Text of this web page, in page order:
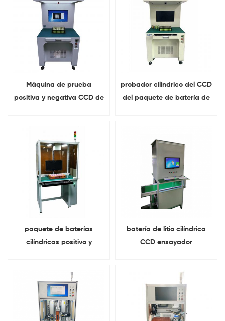
Máquina de prueba
positiva y negativa CCD de
probador cilíndrico del CCD
del paquete de batería de
paquete de baterías
cilíndricas positivo y
batería de litio cilíndrica
CCD ensayador